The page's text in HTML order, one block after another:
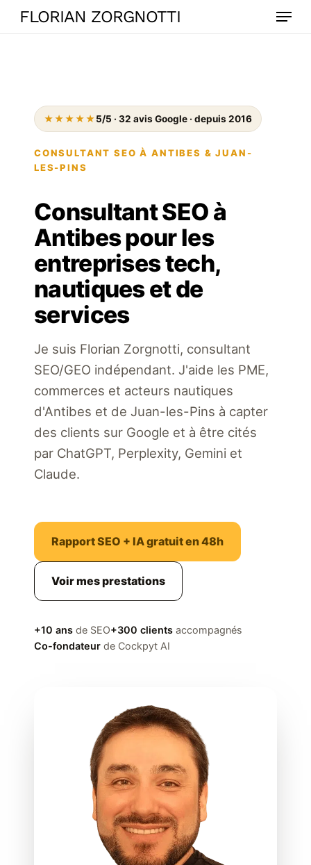
SkipFLORIAN ZORGNOTTI Menu
★★★★★5/5 · 32 avis Google · depuis 2016
CONSULTANT SEO À ANTIBES & JUAN-
LES-PINS
Consultant SEO à
Antibes pour les
entreprises tech,
nautiques et de
services
Je suis Florian Zorgnotti, consultant
SEO/GEO indépendant. J'aide les PME,
commerces et acteurs nautiques
d'Antibes et de Juan-les-Pins à capter
des clients sur Google et à être cités
par ChatGPT, Perplexity, Gemini et
Claude.
Rapport SEO + IA gratuit en 48h
Voir mes prestations
+10 ansde SEO+300 clientsaccompagnés
Co-fondateurde Cockpyt AI